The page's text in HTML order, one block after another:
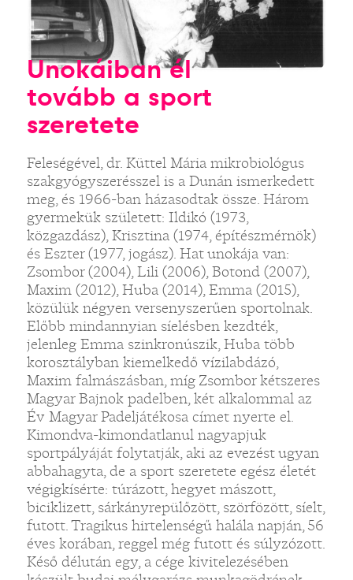
Unokáiban él
tovább a sport
szeretete
Feleségével, dr. Küttel Mária mikrobiológus
szakgyógyszerésszel is a Dunán ismerkedett
meg, és 1966-ban házasodtak össze. Három
gyermekük született: Ildikó (1973,
közgazdász), Krisztina (1974, építészmérnök)
és Eszter (1977, jogász). Hat unokája van:
Zsombor (2004), Lili (2006), Botond (2007),
Maxim (2012), Huba (2014), Emma (2015),
közülük négyen versenyszerűen sportolnak.
Előbb mindannyian síelésben kezdték,
jelenleg Emma szinkronúszik, Huba több
korosztályban kiemelkedő vízilabdázó,
Maxim falmászásban, míg Zsombor kétszeres
Magyar Bajnok padelben, két alkalommal az
Év Magyar Padeljátékosa címet nyerte el.
Kimondva-kimondatlanul nagyapjuk
sportpályáját folytatják, aki az evezést ugyan
abbahagyta, de a sport szeretete egész életét
végigkísérte: túrázott, hegyet mászott,
biciklizett, sárkányrepülőzött, szörfözött, síelt,
futott. Tragikus hirtelenségű halála napján, 56
éves korában, reggel még futott és súlyzózott.
Késő délután egy, a cége kivitelezésében